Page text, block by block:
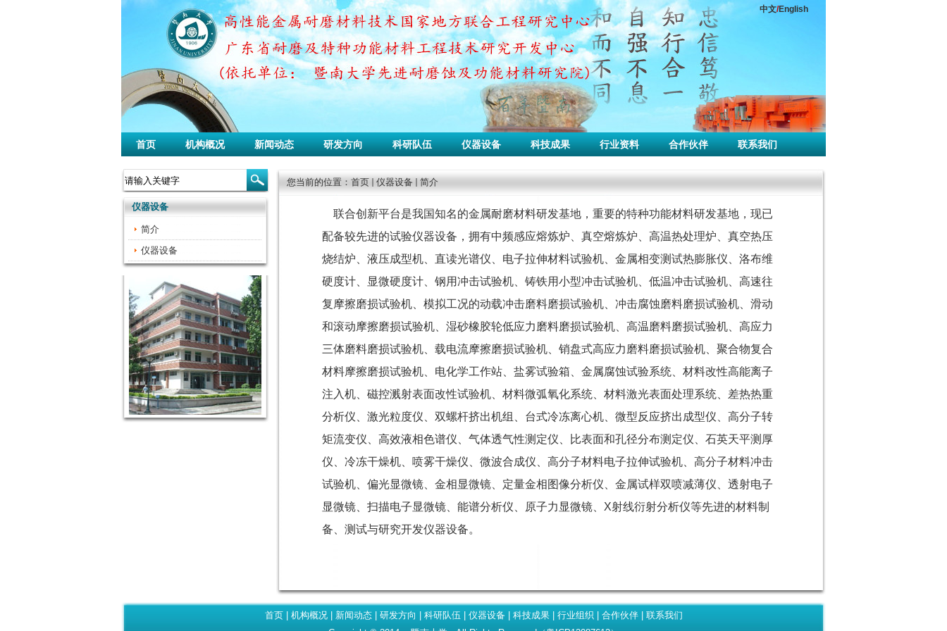
中文/English
首页 机构概况 新闻动态 研发方向 科研队伍 仪器设备 科技成果 行业资料 合作伙伴 联系我们
仪器设备
简介
仪器设备
您当前的位置： 首页 仪器设备 简介
联合创新平台是我国知名的金属耐磨材料研发基地，重要的特种功能材料研发基地，现已
配备较先进的试验仪器设备，拥有中频感应熔炼炉、真空熔炼炉、高温热处理炉、真空热压
烧结炉、液压成型机、直读光谱仪、电子拉伸材料试验机、金属相变测试热膨胀仪、洛布维
硬度计、显微硬度计、钢用冲击试验机、铸铁用小型冲击试验机、低温冲击试验机、高速往
复摩擦磨损试验机、模拟工况的动载冲击磨料磨损试验机、冲击腐蚀磨料磨损试验机、滑动
和滚动摩擦磨损试验机、湿砂橡胶轮低应力磨料磨损试验机、高温磨料磨损试验机、高应力
三体磨料磨损试验机、载电流摩擦磨损试验机、销盘式高应力磨料磨损试验机、聚合物复合
材料摩擦磨损试验机、电化学工作站、盐雾试验箱、金属腐蚀试验系统、材料改性高能离子
注入机、磁控溅射表面改性试验机、材料微弧氧化系统、材料激光表面处理系统、差热热重
分析仪、激光粒度仪、双螺杆挤出机组、台式冷冻离心机、微型反应挤出成型仪、高分子转
矩流变仪、高效液相色谱仪、气体透气性测定仪、比表面和孔径分布测定仪、石英天平测厚
仪、冷冻干燥机、喷雾干燥仪、微波合成仪、高分子材料电子拉伸试验机、高分子材料冲击
试验机、偏光显微镜、金相显微镜、定量金相图像分析仪、金属试样双喷减薄仪、透射电子
显微镜、扫描电子显微镜、能谱分析仪、原子力显微镜、X射线衍射分析仪等先进的材料制
备、测试与研究开发仪器设备。
首页| 机构概况| 新闻动态| 研发方向 科研队伍 仪器设备 科技成果| 行业组织 合作伙伴| 联系我们